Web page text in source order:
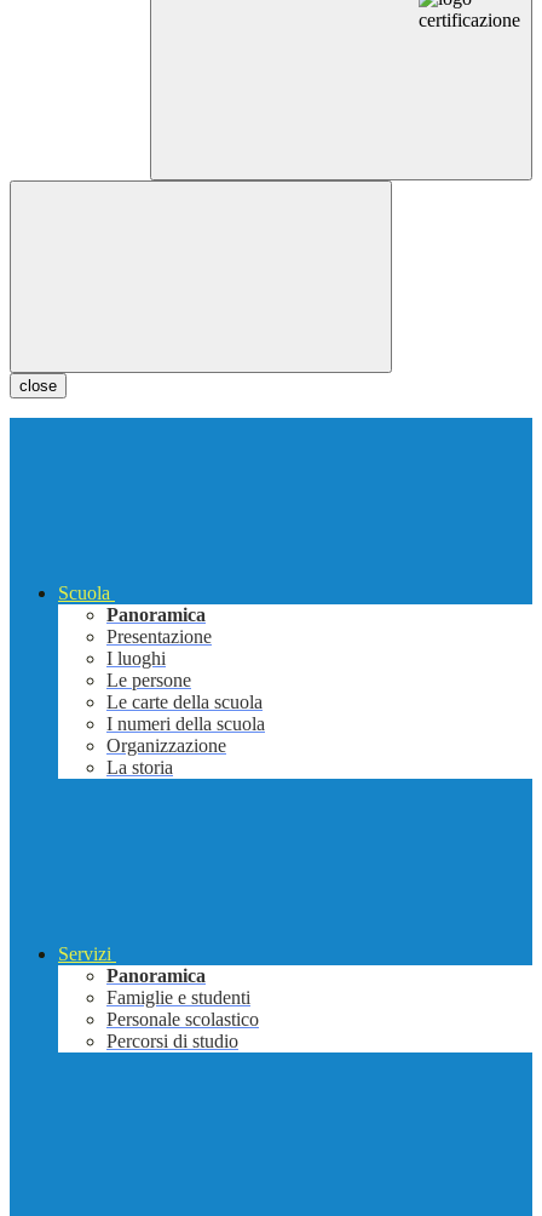
close
Scuola
Panoramica
Presentazione
I luoghi
Le persone
Le carte della scuola
I numeri della scuola
Organizzazione
La storia
Servizi
Panoramica
Famiglie e studenti
Personale scolastico
Percorsi di studio